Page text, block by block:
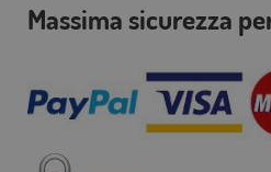
Massima sicurezza